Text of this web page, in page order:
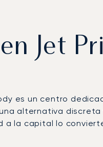
Jet
es un centro
alternativa
a la capital lo